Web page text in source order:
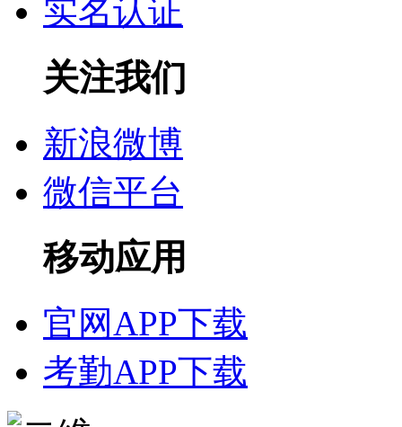
实名认证
关注我们
新浪微博
微信平台
移动应用
官网APP下载
考勤APP下载